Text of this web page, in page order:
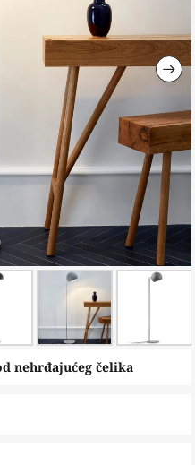
nehrđajućeg čelika